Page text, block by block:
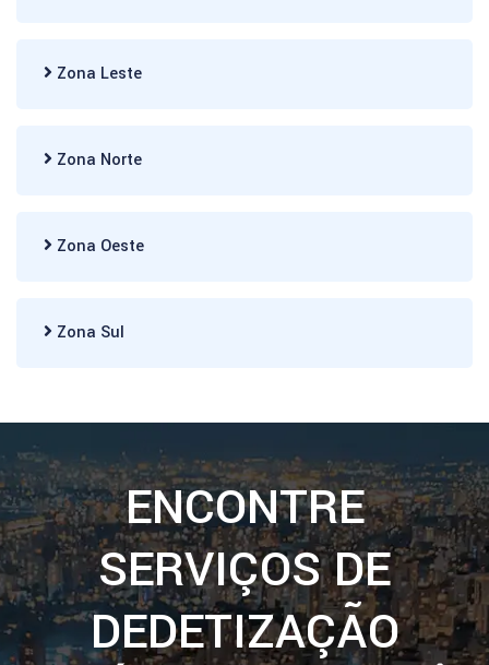
Zona Leste
Zona Norte
Zona Oeste
Zona Sul
ENCONTRE
SERVIÇOS DE
DEDETIZAÇÃO